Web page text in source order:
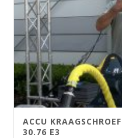
ACCU
30.76 E3